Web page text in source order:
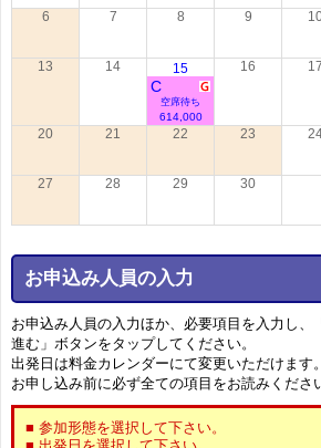
6 7 8 9
13 14 15
空席待ち
C
614,000
16 17
20 21 22 23
27 28 29 30
お申込み人員の入力
お申込み人員の入力ほか、必要項目を入力し、
進む」ボタンをタップしてください。
出発日は料金カレンダーにて変更いただけます。
お申し込み前に必ず全ての項目をお読みくださ
■ 参加形態を選択して下さい。